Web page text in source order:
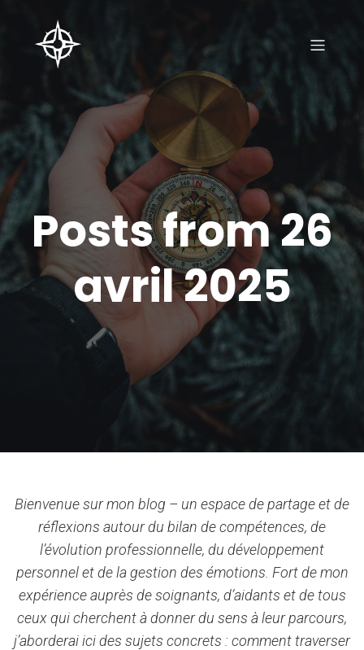
Posts from 26
avril 2025
Bienvenue sur mon blog – un espace de partage et de
réflexions autour du bilan de compétences, de
l’évolution professionnelle, du développement
personnel et de la gestion des émotions. Fort de mon
expérience auprès de soignants, d’aidants et de tous
ceux qui cherchent à donner du sens à leur parcours,
j’aborderai ici des sujets concrets : comment traverser